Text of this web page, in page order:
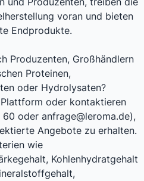
voran und bieten
Endprodukte.
Produzenten, Großhändlern
Proteinen,
oder Hydrolysaten?
oder kontaktieren
oder anfrage@leroma.de),
Angebote zu erhalten.
wie
Kohlenhydratgehalt